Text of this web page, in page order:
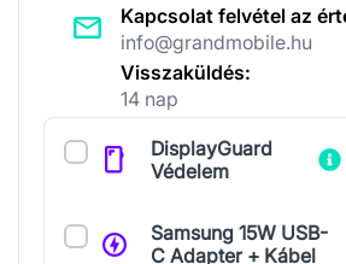
Kapcsolat felvétel az
info@grandmobile.hu
Visszaküldés:
14 nap
Kiegészítők
DisplayGuard
Védelem
Samsung 15W USB-
C Adapter + Kábel